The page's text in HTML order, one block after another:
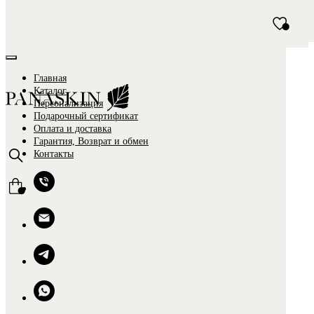
Главная
Каталог
Персонализация
Подарочный сертификат
Оплата и доставка
Гарантия, Возврат и обмен
Контакты